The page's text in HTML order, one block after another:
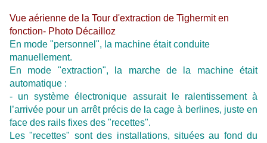
Vue aérienne de la Tour d'extraction de Tighermit en
fonction- Photo Décailloz
En mode "personnel", la machine était conduite
manuellement.
En mode "extraction", la marche de la machine était
automatique :
- un système électronique assurait le ralentissement à
l’arrivée pour un arrêt précis de la cage à berlines, juste en
face des rails fixes des "recettes".
Les "recettes" sont des installations, situées au fond du